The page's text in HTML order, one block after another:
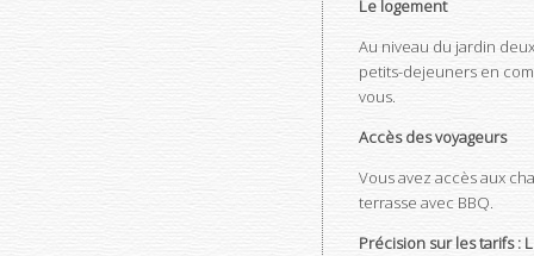
Le logement
Au niveau du jardin
petits-dejeuners en
vous.
Accès des voyageurs
Vous avez accès aux
terrasse avec BBQ.
Précision sur les tarifs :